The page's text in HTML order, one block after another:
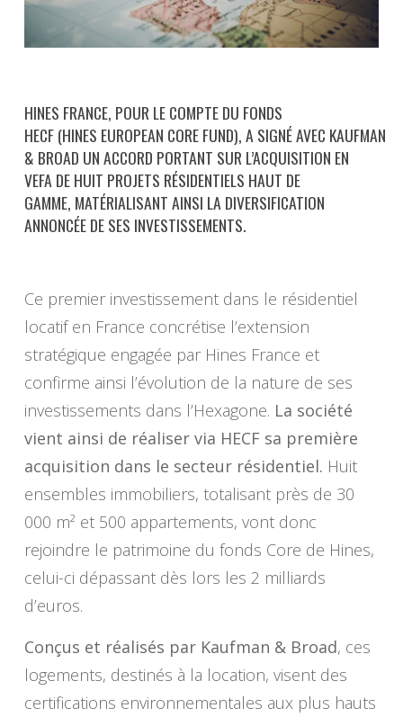
HINES FRANCE, POUR LE COMPTE DU FONDS
HECF (HINES EUROPEAN CORE FUND), A SIGNÉ AVEC KAUFMAN
& BROAD UN ACCORD PORTANT SUR L’ACQUISITION EN
VEFA DE HUIT PROJETS RÉSIDENTIELS HAUT DE
GAMME, MATÉRIALISANT AINSI LA DIVERSIFICATION
ANNONCÉE DE SES INVESTISSEMENTS.
Ce premier investissement dans le résidentiel
locatif en France concrétise l’extension
stratégique engagée par Hines France et
confirme ainsi l’évolution de la nature de ses
investissements dans l’Hexagone. La société
vient ainsi de réaliser via HECF sa première
acquisition dans le secteur résidentiel. Huit
ensembles immobiliers, totalisant près de 30
000 m² et 500 appartements, vont donc
rejoindre le patrimoine du fonds Core de Hines,
celui-ci dépassant dès lors les 2 milliards
d’euros.
Conçus et réalisés par Kaufman & Broad, ces
logements, destinés à la location, visent des
certifications environnementales aux plus hauts